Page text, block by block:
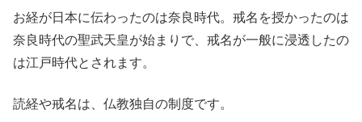
お経が日本に伝わったのは奈良時代。戒名を授かったのは
奈良時代の聖武天皇が始まりで、戒名が一般に浸透したの
は江戸時代とされます。
読経や戒名は、仏教独自の制度です。